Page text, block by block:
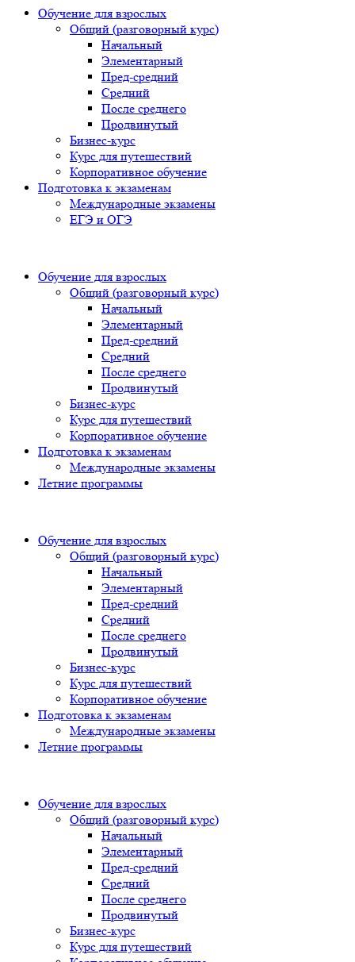
Обучение для взрослых
Общий (разговорный курс)
Начальный
Элементарный
Пред-средний
Средний
После среднего
Продвинутый
Бизнес-курс
Курс для путешествий
Корпоративное обучение
Подготовка к экзаменам
Международные экзамены
ЕГЭ и ОГЭ
Обучение для взрослых
Общий (разговорный курс)
Начальный
Элементарный
Пред-средний
Средний
После среднего
Продвинутый
Бизнес-курс
Курс для путешествий
Корпоративное обучение
Подготовка к экзаменам
Международные экзамены
Летние программы
Обучение для взрослых
Общий (разговорный курс)
Начальный
Элементарный
Пред-средний
Средний
После среднего
Продвинутый
Бизнес-курс
Курс для путешествий
Корпоративное обучение
Подготовка к экзаменам
Международные экзамены
Летние программы
Обучение для взрослых
Общий (разговорный курс)
Начальный
Элементарный
Пред-средний
Средний
После среднего
Продвинутый
Бизнес-курс
Курс для путешествий